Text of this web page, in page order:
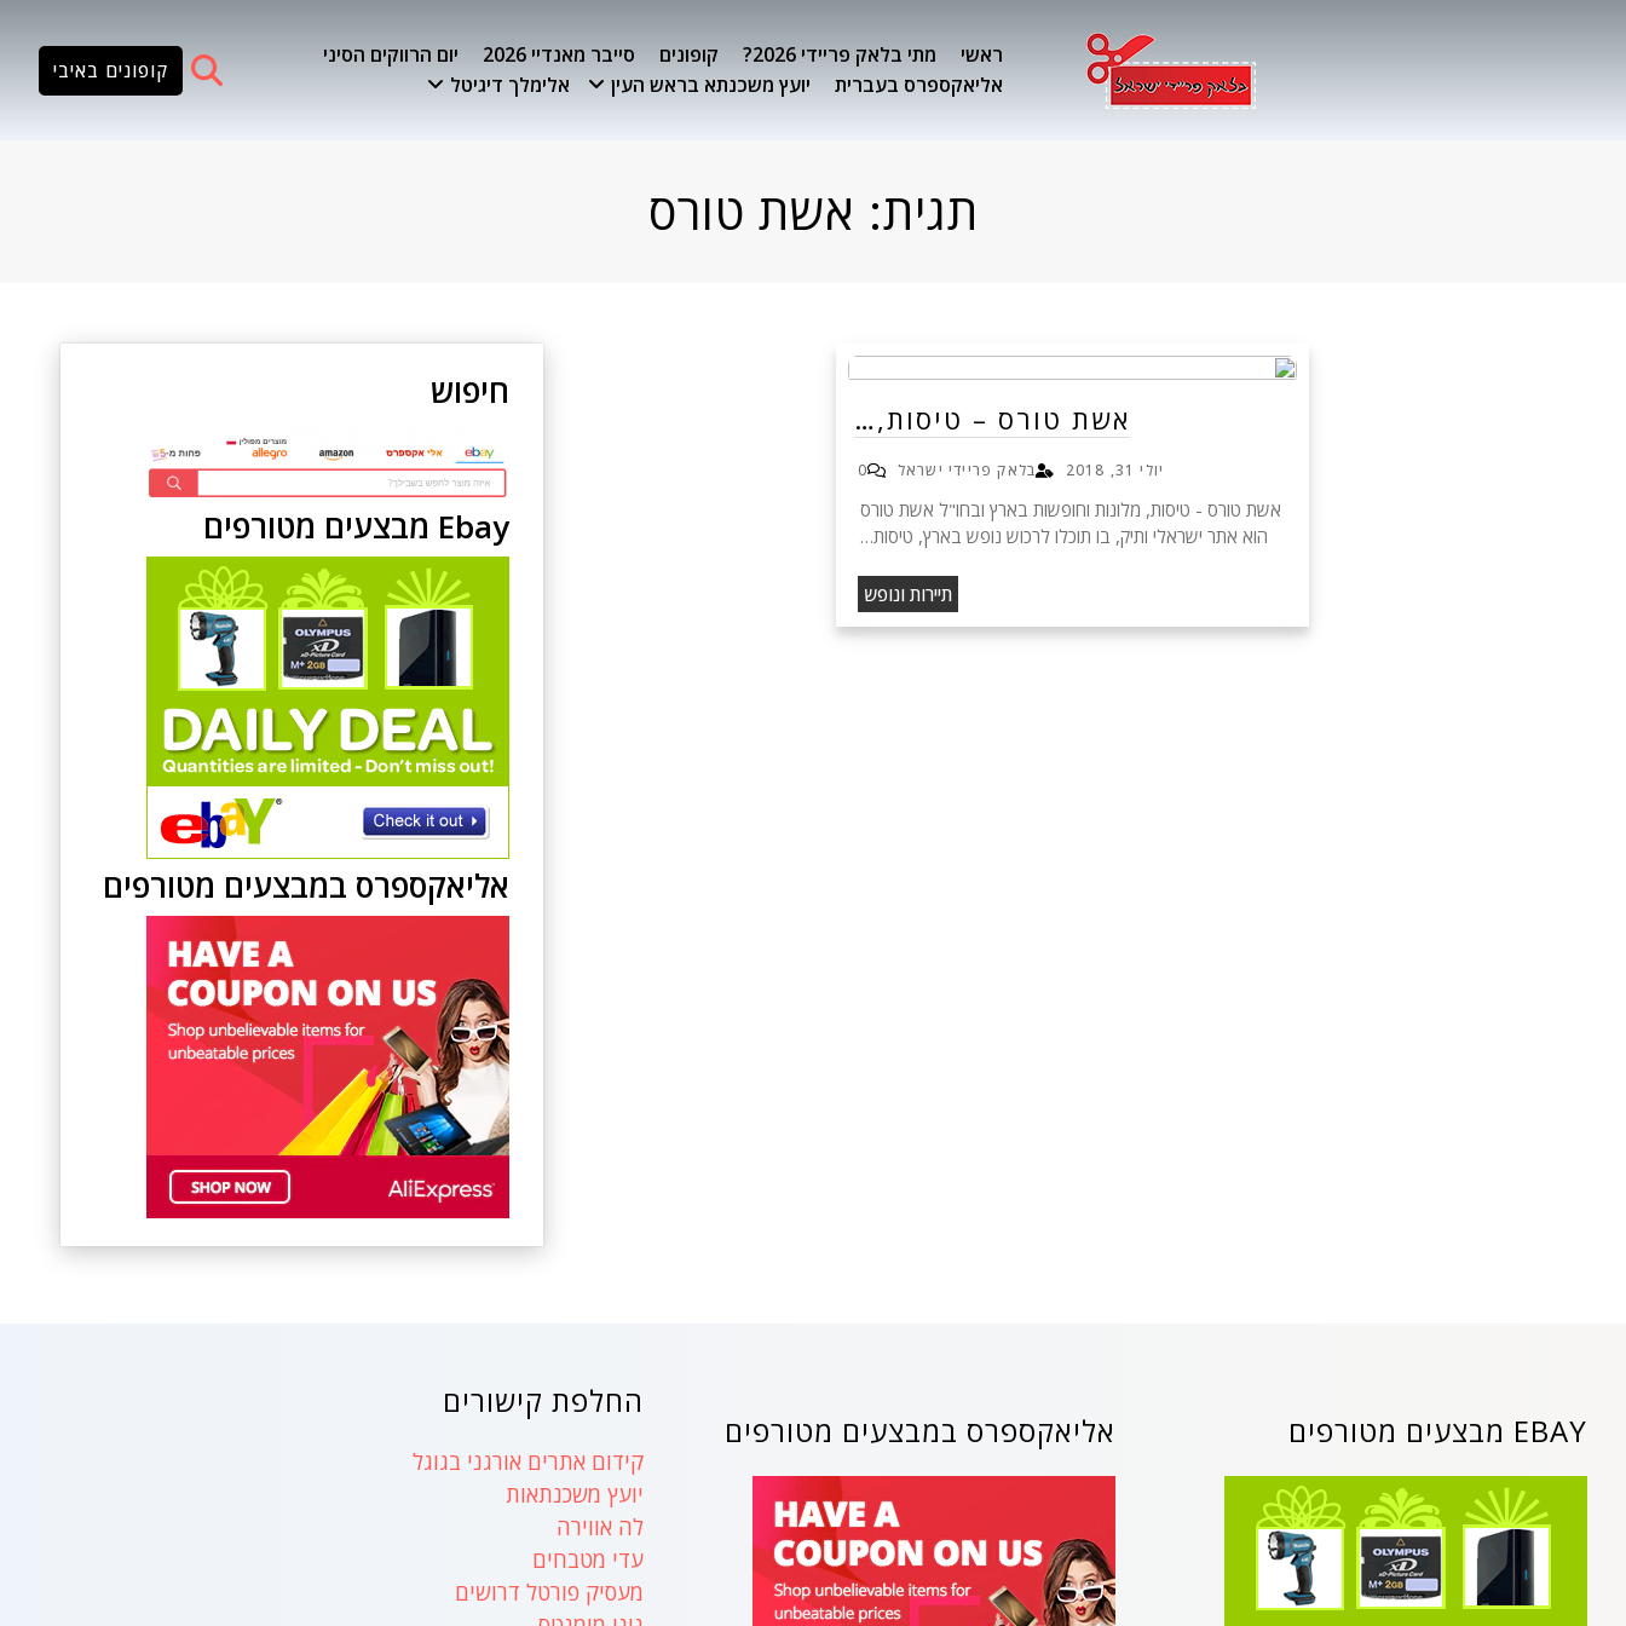
ראשי מתי בלאק פריידי 2026? קופונים סייבר מאנדיי 2026
יום הרווקים הסיני
אליאקספרס בעברית
יועץ משכנתא בראש העין אלימלך דיגיטל
קופונים באיבי
תגית: אשת טורס
אשת טורס – טיסות,…
יולי 31, 2018 בלאק פריידי ישראל 0
אשת טורס - טיסות, מלונות וחופשות בארץ ובחו"ל אשת טורס
הוא אתר ישראלי ותיק, בו תוכלו לרכוש נופש בארץ, טיסות…
תיירות ונופש
חיפוש
Ebay מבצעים מטורפים
אליאקספרס במבצעים מטורפים
החלפת קישורים
קידום אתרים אורגני בגוגל
יועץ משכנתאות
לה אווירה
עדי מטבחים
מעסיק פורטל דרושים
אליאקספרס במבצעים מטורפים EBAY מבצעים מטורפים